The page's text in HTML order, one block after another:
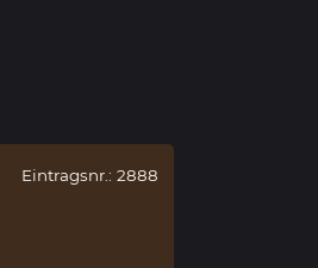
Eintragsnr.: 2888